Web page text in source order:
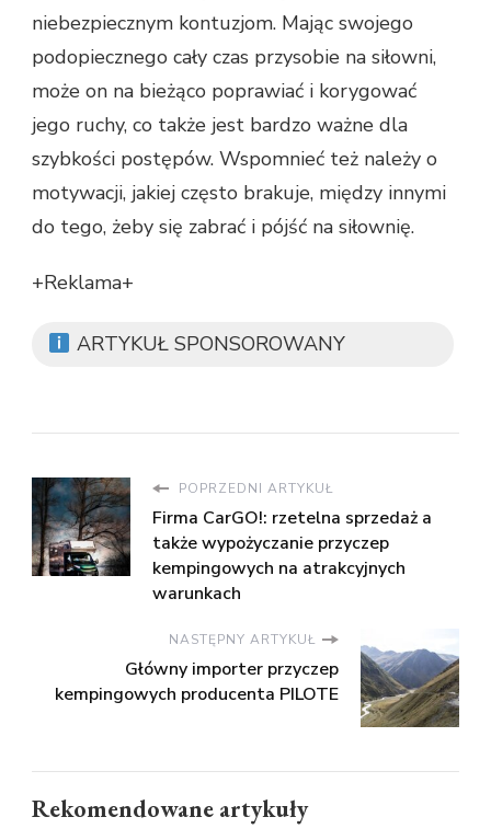
niebezpiecznym kontuzjom. Mając swojego
podopiecznego cały czas przysobie na siłowni,
może on na bieżąco poprawiać i korygować
jego ruchy, co także jest bardzo ważne dla
szybkości postępów. Wspomnieć też należy o
motywacji, jakiej często brakuje, między innymi
do tego, żeby się zabrać i pójść na siłownię.
+Reklama+
ARTYKUŁ SPONSOROWANY
POPRZEDNI ARTYKUŁ
Firma CarGO!: rzetelna sprzedaż a
także wypożyczanie przyczep
kempingowych na atrakcyjnych
warunkach
NASTĘPNY ARTYKUŁ
Główny importer przyczep
kempingowych producenta PILOTE
Rekomendowane artykuły